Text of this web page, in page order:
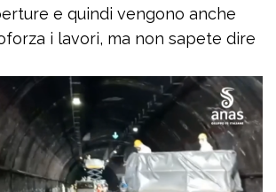
e quindi vengono anche
i lavori, ma non sapete dire